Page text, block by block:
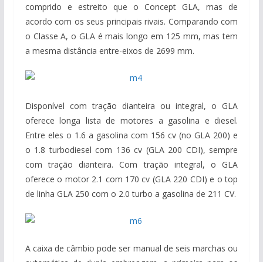
comprido e estreito que o Concept GLA, mas de
acordo com os seus principais rivais. Comparando com
o Classe A, o GLA é mais longo em 125 mm, mas tem
a mesma distância entre-eixos de 2699 mm.
Disponível com tração dianteira ou integral, o GLA
oferece longa lista de motores a gasolina e diesel.
Entre eles o 1.6 a gasolina com 156 cv (no GLA 200) e
o 1.8 turbodiesel com 136 cv (GLA 200 CDI), sempre
com tração dianteira. Com tração integral, o GLA
oferece o motor 2.1 com 170 cv (GLA 220 CDI) e o top
de linha GLA 250 com o 2.0 turbo a gasolina de 211 CV.
A caixa de câmbio pode ser manual de seis marchas ou